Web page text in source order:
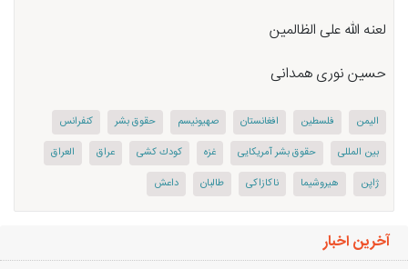
لعنه الله علی الظالمین
حسین نوری همدانی
الیمن فلسطین افغانستان صهیونیسم حقوق بشر
کنفرانس
بین المللی
حقوق بشر آمریکایی كودك كشی عراق
العراق
ژاپن
هیروشیما ناكازاكی طالبان داعش
آخرین اخبار